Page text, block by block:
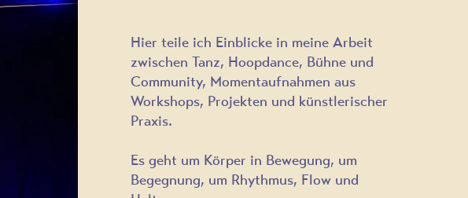
Hier teile ich Einblicke in meine Arbeit
zwischen Tanz, Hoopdance, Bühne und
Community, Momentaufnahmen aus
Workshops, Projekten und künstlerischer
Praxis.
Es geht um Körper in Bewegung, um
Begegnung, um Rhythmus, Flow und